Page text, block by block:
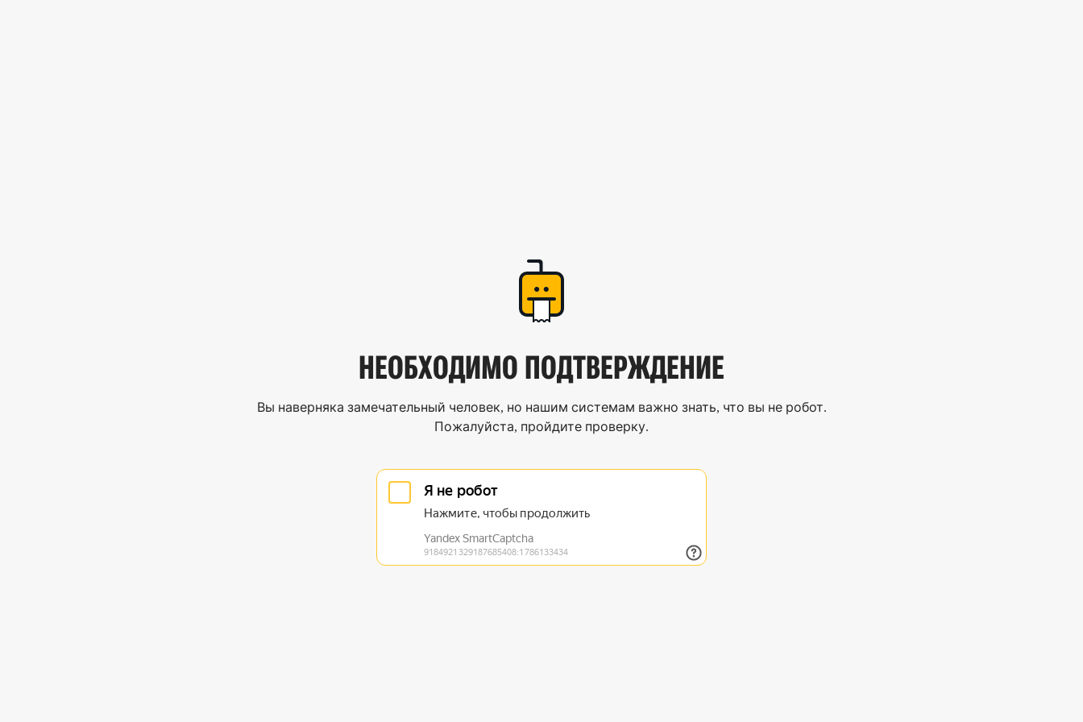
НЕОБХОДИМО ПОДТВЕРЖДЕНИЕ
Вы наверняка замечательный человек, но нашим системам важно знать, что вы не робот.
Пожалуйста, пройдите проверку.